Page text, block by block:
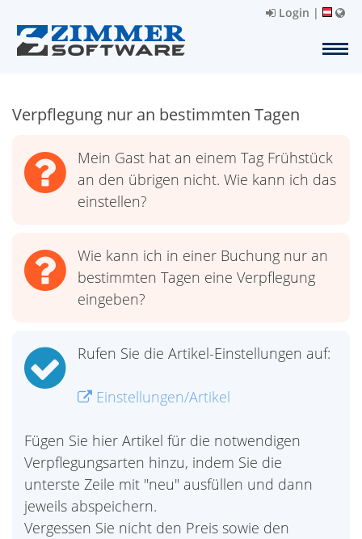
Login |
Verpflegung nur an bestimmten Tagen
Mein Gast hat an einem Tag Frühstück
an den übrigen nicht. Wie kann ich das
einstellen?
Wie kann ich in einer Buchung nur an
bestimmten Tagen eine Verpflegung
eingeben?
Rufen Sie die Artikel-Einstellungen auf:
Einstellungen/Artikel
Fügen Sie hier Artikel für die notwendigen
Verpflegungsarten hinzu, indem Sie die
unterste Zeile mit "neu" ausfüllen und dann
jeweils abspeichern.
Vergessen Sie nicht den Preis sowie den